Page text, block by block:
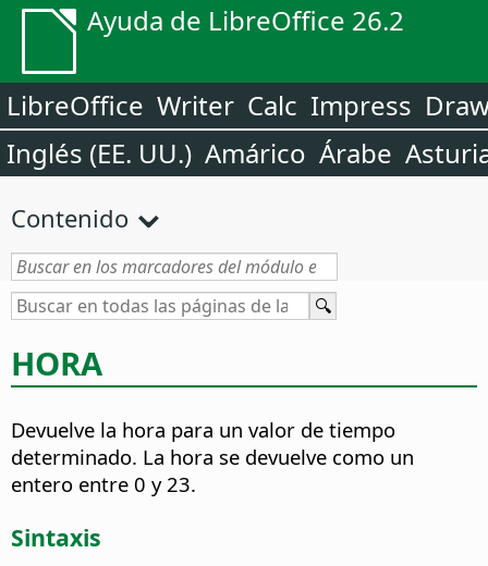
Ayuda de LibreOffice 26.2
LibreOffice Writer Calc Impress
Inglés (EE. UU.) Amárico Árabe
Contenido
HORA
Devuelve la hora para un valor de tiempo
determinado. La hora se devuelve como un
entero entre 0 y 23.
Sintaxis